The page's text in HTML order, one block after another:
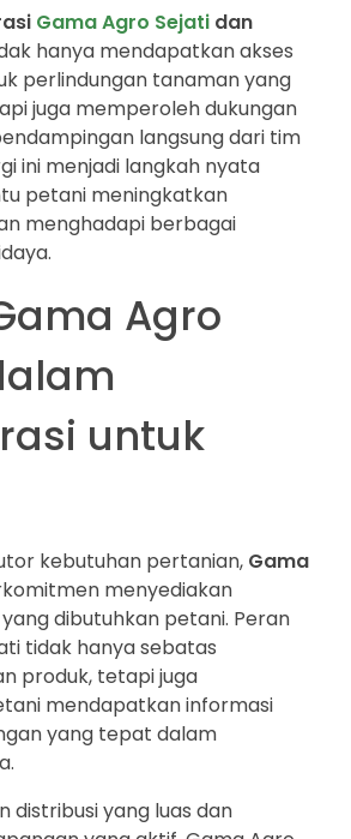
Gama Agro Sejati dan
hanya mendapatkan akses
perlindungan tanaman yang
juga memperoleh dukungan
langsung dari tim
ini menjadi langkah nyata
petani meningkatkan
menghadapi berbagai
Agro
untuk
kebutuhan pertanian, Gama
menyediakan
dibutuhkan petani. Peran
tidak hanya sebatas
produk, tetapi juga
mendapatkan informasi
yang tepat dalam
distribusi yang luas dan